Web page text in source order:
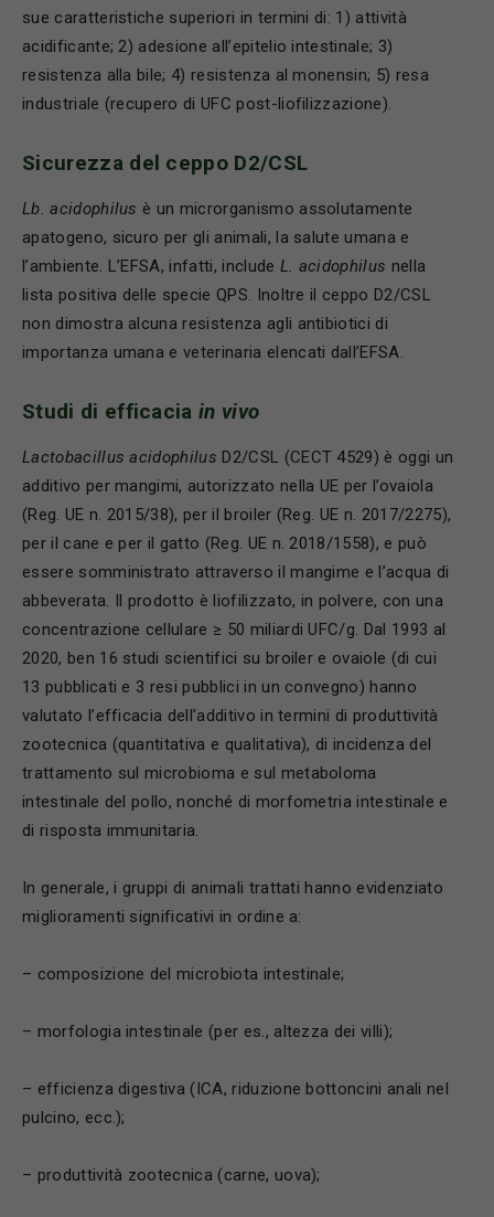
sue caratteristiche superiori in termini di: 1) attività
acidificante; 2) adesione all’epitelio intestinale; 3)
resistenza alla bile; 4) resistenza al monensin; 5) resa
industriale (recupero di UFC post-liofilizzazione).
Sicurezza del ceppo D2/CSL
Lb. acidophilus è un microrganismo assolutamente
apatogeno, sicuro per gli animali, la salute umana e
l’ambiente. L’EFSA, infatti, include L. acidophilus nella
lista positiva delle specie QPS. Inoltre il ceppo D2/CSL
non dimostra alcuna resistenza agli antibiotici di
importanza umana e veterinaria elencati dall’EFSA.
Studi di efficaciain vivo
Lactobacillus acidophilusD2/CSL (CECT 4529) è oggi un
additivo per mangimi, autorizzato nella UE per l’ovaiola
(Reg. UE n. 2015/38), per il broiler (Reg. UE n. 2017/2275),
per il cane e per il gatto (Reg. UE n. 2018/1558), e può
essere somministrato attraverso il mangime e l’acqua di
abbeverata. Il prodotto è liofilizzato, in polvere, con una
concentrazione cellulare ≥ 50 miliardi UFC/g. Dal 1993 al
2020, ben 16 studi scientifici su broiler e ovaiole (di cui
13 pubblicati e 3 resi pubblici in un convegno) hanno
valutato l’efficacia dell’additivo in termini di produttività
zootecnica (quantitativa e qualitativa), di incidenza del
trattamento sul microbioma e sul metaboloma
intestinale del pollo, nonché di morfometria intestinale e
di risposta immunitaria.
In generale, i gruppi di animali trattati hanno evidenziato
miglioramenti significativi in ordine a:
– composizione del microbiota intestinale;
– morfologia intestinale (per es., altezza dei villi);
– efficienza digestiva (ICA, riduzione bottoncini anali nel
pulcino, ecc.);
– produttività zootecnica (carne, uova);